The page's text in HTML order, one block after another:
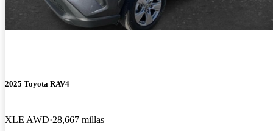
2025 Toyota RAV4
XLE AWD 28,667 millas